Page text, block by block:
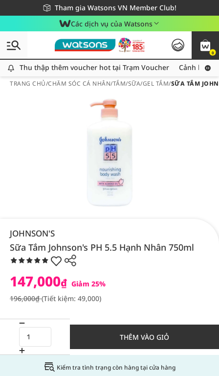
Tham gia Watsons VN Member Club!
Miễn phí giao hàng cho đơn hàng từ 249,000Đ
Giao hàng nhanh 24h - Áp dụng khu vực TP. Hồ Chí Minh
Các dịch vụ của Watsons
0
Thu thập thêm voucher hot tại Trạm Voucher
Thu thập thêm voucher hot tại Trạm Voucher Cảnh báo
TRANG CHỦ/CHĂM SÓC CÁ NHÂN/TẮM/SỮA/GEL TẮM/SỮA TẮM
JOHNSON'S
Sữa Tắm Johnson's PH 5.5 Hạnh Nhân 750ml
147,000₫ Giảm 25%
196,000₫(Tiết kiệm: 49,000)
THÊM VÀO GIỎ
Kiểm tra tình trạng còn hàng tại cửa hàng